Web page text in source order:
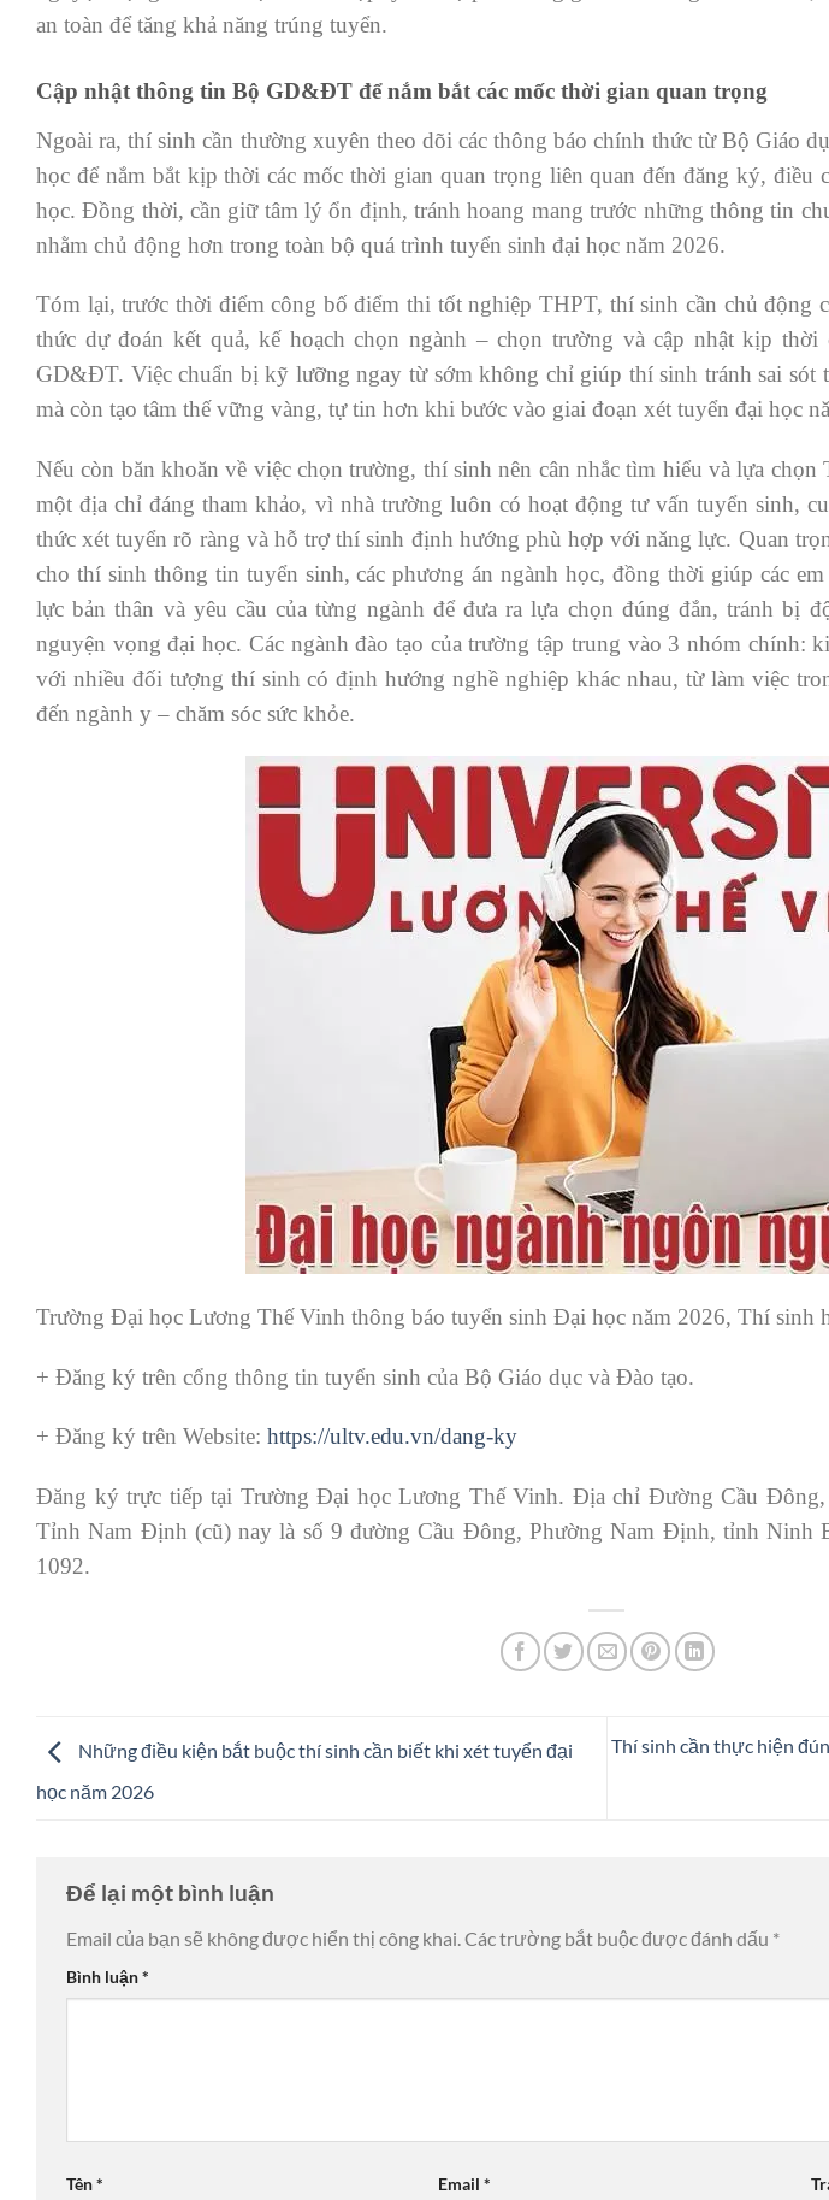
an toàn để tăng khả năng trúng tuyển.
Cập nhật thông tin Bộ GD&ĐT để nắm bắt các mốc thời gian quan trọng
Ngoài ra, thí sinh cần thường xuyên theo dõi các thông báo chính thức từ Bộ Giáo
học để nắm bắt kịp thời các mốc thời gian quan trọng liên quan đến đăng ký, điều
học. Đồng thời, cần giữ tâm lý ổn định, tránh hoang mang trước những thông tin
nhằm chủ động hơn trong toàn bộ quá trình tuyển sinh đại học năm 2026.
Tóm lại, trước thời điểm công bố điểm thi tốt nghiệp THPT, thí sinh cần chủ động
thức dự đoán kết quả, kế hoạch chọn ngành – chọn trường và cập nhật kịp
GD&ĐT. Việc chuẩn bị kỹ lưỡng ngay từ sớm không chỉ giúp thí sinh tránh sai sót
mà còn tạo tâm thế vững vàng, tự tin hơn khi bước vào giai đoạn xét tuyển đại học
Nếu còn băn khoăn về việc chọn trường, thí sinh nên cân nhắc tìm hiểu và lựa
một địa chỉ đáng tham khảo, vì nhà trường luôn có hoạt động tư vấn tuyển sinh,
thức xét tuyển rõ ràng và hỗ trợ thí sinh định hướng phù hợp với năng lực. Quan
cho thí sinh thông tin tuyển sinh, các phương án ngành học, đồng thời giúp các
lực bản thân và yêu cầu của từng ngành để đưa ra lựa chọn đúng đắn, tránh bị
nguyện vọng đại học. Các ngành đào tạo của trường tập trung vào 3 nhóm chính:
với nhiều đối tượng thí sinh có định hướng nghề nghiệp khác nhau, từ làm việc
đến ngành y – chăm sóc sức khỏe.
Trường Đại học Lương Thế Vinh thông báo tuyển sinh Đại học năm 2026, Thí sinh
+ Đăng ký trên cổng thông tin tuyển sinh của Bộ Giáo dục và Đào tạo.
+ Đăng ký trên Website: https://ultv.edu.vn/dang-ky
Đăng ký trực tiếp tại Trường Đại học Lương Thế Vinh. Địa chỉ Đường Cầu
Tỉnh Nam Định (cũ) nay là số 9 đường Cầu Đông, Phường Nam Định, tỉnh Ninh
1092.
Những điều kiện bắt buộc thí sinh cần biết khi xét tuyển đại
học năm 2026
Thí sinh cần thực hiện
Để lại một bình luận
Email của bạn sẽ không được hiển thị công khai.Các trường bắt buộc được đánh dấu *
Bình luận*
Tên* Email*